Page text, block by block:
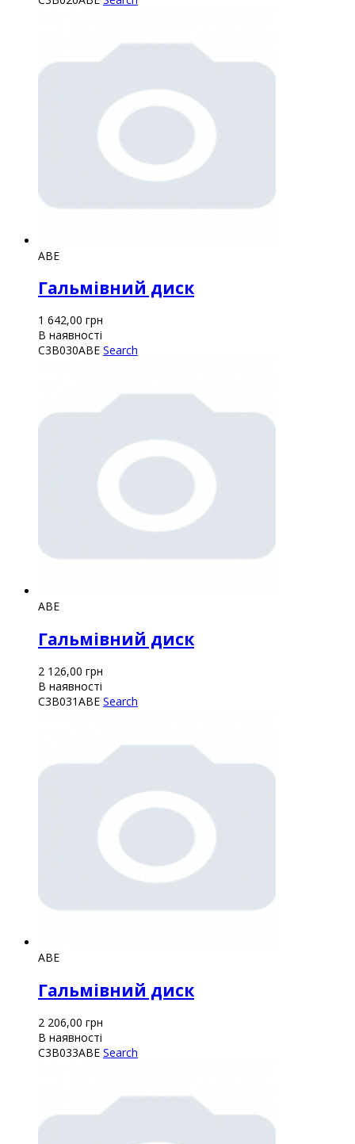
ABE
Гальмівний диск
1 642,00 грн
В наявності
C3B030ABE Search
ABE
Гальмівний диск
2 126,00 грн
В наявності
C3B031ABE Search
ABE
Гальмівний диск
2 206,00 грн
В наявності
C3B033ABE Search